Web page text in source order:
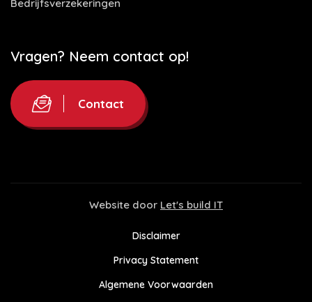
Bedrijfsverzekeringen
Vragen? Neem contact op!
Contact
Website door Let's build IT
Disclaimer
Privacy Statement
Algemene Voorwaarden